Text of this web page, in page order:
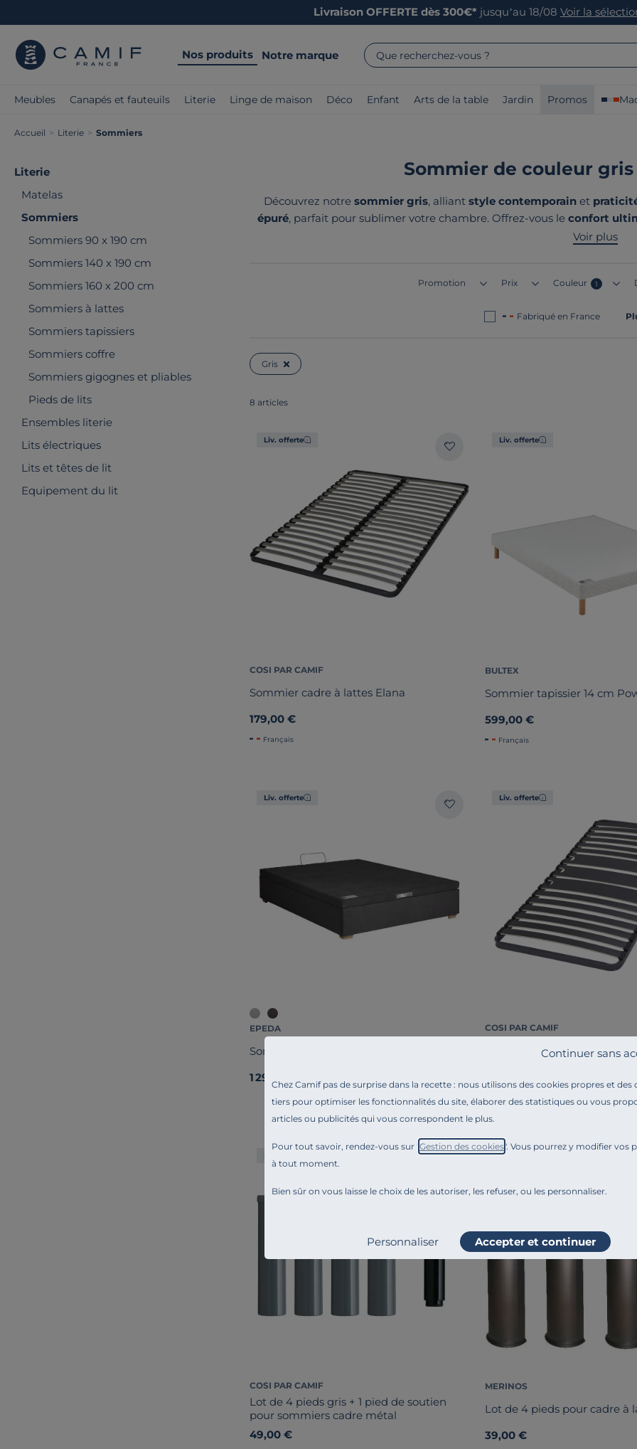
Chez Camif pas de surprise dans la recette : nous utilisons des cookies propres et des
tiers pour optimiser les fonctionnalités du site, élaborer des statistiques ou vous
articles ou publicités qui vous correspondent le plus.
Pour tout savoir, rendez-vous sur " Gestion des cookies". Vous pourrez y modifier vos
à tout moment.
Bien sûr on vous laisse le choix de les autoriser, les refuser, ou les personnaliser.
Continuer sans
Personnaliser Accepter et continuer
Livraison OFFERTE dès 300€* jusqu’au 18/08 Voir la
Nos produits Notre marque Que recherchez-vous ?
Meubles Canapés et fauteuils Literie Linge de maison Déco Enfant Arts de la table Jardin Promos
Accueil > Literie > Sommiers
Literie
Matelas
Sommiers
Sommiers 90 x 190 cm
Sommiers 140 x 190 cm
Sommiers 160 x 200 cm
Sommiers à lattes
Sommiers tapissiers
Sommiers coffre
Sommiers gigognes et pliables
Pieds de lits
Ensembles literie
Lits électriques
Lits et têtes de lit
Equipement du lit
Sommier de couleur
Découvrez notre sommier gris, alliant style contemporainet
épuré, parfait pour sublimer votre chambre. Offrez-vous le confort
nos produits ? Ils sont tous fabriqués
Voir plus
Promotion Prix Couleur 1
Fabriqué en France
Gris
8 articles
Liv. offerte
COSI PAR CAMIF
Sommier cadre à lattes Elana
179,00 €
Français
Liv. offerte
BULTEX
Sommier tapissier 14 cm
599,00 €
Français
Liv. offerte
EPEDA
Sommier coffre 34 cm Hercule
1 299,00 €
Liv. offerte
COSI PAR CAMIF
Sommier cadre à latte 3
Français
COSI PAR CAMIF
Lot de 4 pieds gris + 1 pied de soutien
pour sommiers cadre métal
49,00 €
Liv. offerte
MERINOS
Lot de 4 pieds pour cadre à
39,00 €